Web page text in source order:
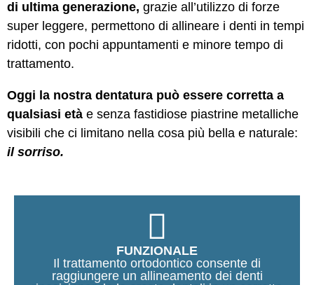
di ultima generazione, grazie all’utilizzo di forze
super leggere, permettono di allineare i denti in tempi
ridotti, con pochi appuntamenti e minore tempo di
trattamento.
Oggi la nostra dentatura può essere corretta a
qualsiasi età e senza fastidiose piastrine metalliche
visibili che ci limitano nella cosa più bella e naturale:
il sorriso.
FUNZIONALE
Il trattamento ortodontico consente di
raggiungere un allineamento dei denti